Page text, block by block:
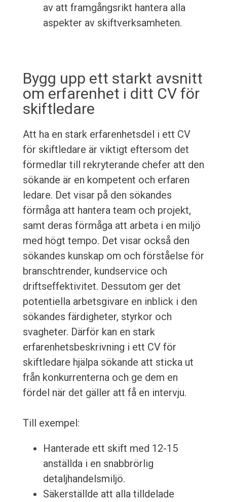
av att framgångsrikt hantera alla
aspekter av skiftverksamheten.
Bygg upp ett starkt avsnitt
om erfarenhet i ditt CV för
skiftledare
Att ha en stark erfarenhetsdel i ett CV
för skiftledare är viktigt eftersom det
förmedlar till rekryterande chefer att den
sökande är en kompetent och erfaren
ledare. Det visar på den sökandes
förmåga att hantera team och projekt,
samt deras förmåga att arbeta i en miljö
med högt tempo. Det visar också den
sökandes kunskap om och förståelse för
branschtrender, kundservice och
driftseffektivitet. Dessutom ger det
potentiella arbetsgivare en inblick i den
sökandes färdigheter, styrkor och
svagheter. Därför kan en stark
erfarenhetsbeskrivning i ett CV för
skiftledare hjälpa sökande att sticka ut
från konkurrenterna och ge dem en
fördel när det gäller att få en intervju.
Till exempel:
Hanterade ett skift med 12-15
anställda i en snabbrörlig
detaljhandelsmiljö.
Säkerställde att alla tilldelade